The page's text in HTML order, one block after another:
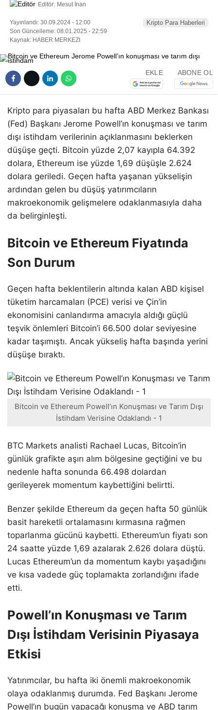
Editör: Mesut İnan
Yayınlandı: 30.09.2024 - 12:00
Son Güncelleme: 08.01.2025 - 22:59
Kaynak: HABER MERKEZI
Kripto Para Haberleri
EKLE ABONE OL
Kripto para piyasaları bu hafta ABD Merkez Bankası
(Fed) Başkanı Jerome Powell’ın konuşması ve tarım
dışı istihdam verilerinin açıklanmasını beklerken
düşüşe geçti. Bitcoin yüzde 2,07 kayıpla 64.392
dolara, Ethereum ise yüzde 1,69 düşüşle 2.624
dolara geriledi. Geçen hafta yaşanan yükselişin
ardından gelen bu düşüş yatırımcıların
makroekonomik gelişmelere odaklanmasıyla daha
da belirginleşti.
Bitcoin ve Ethereum Fiyatında
Son Durum
Geçen hafta beklentilerin altında kalan ABD kişisel
tüketim harcamaları (PCE) verisi ve Çin’in
ekonomisini canlandırma amacıyla aldığı güçlü
teşvik önlemleri Bitcoin’i 66.500 dolar seviyesine
kadar taşımıştı. Ancak yükseliş hafta başında yerini
düşüşe bıraktı.
Bitcoin ve Ethereum Powell’ın Konuşması ve Tarım Dışı
İstihdam Verisine Odaklandı - 1
BTC Markets analisti Rachael Lucas, Bitcoin’in
günlük grafikte aşırı alım bölgesine geçtiğini ve bu
nedenle hafta sonunda 66.498 dolardan
gerileyerek momentum kaybettiğini belirtti.
Benzer şekilde Ethereum da geçen hafta 50 günlük
basit hareketli ortalamasını kırmasına rağmen
toparlanma gücünü kaybetti. Ethereum’un fiyatı son
24 saatte yüzde 1,69 azalarak 2.626 dolara düştü.
Lucas Ethereum’un da momentum kaybı yaşadığını
ve kısa vadede güç toplamakta zorlandığını ifade
etti.
Powell’ın Konuşması ve Tarım
Dışı İstihdam Verisinin Piyasaya
Etkisi
Yatırımcılar, bu hafta iki önemli makroekonomik
olaya odaklanmış durumda. Fed Başkanı Jerome
Powell’ın bugün yapacağı konuşma ve ABD tarım